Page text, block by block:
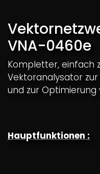
VNA-0460e
Kompletter, einfach
Vektoranalysator
und zur Optimierung
Hauptfunktionen :